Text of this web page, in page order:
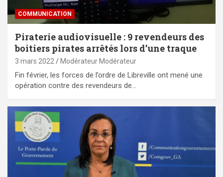
COMMUNICATION
Piraterie audiovisuelle : 9 revendeurs des
boitiers pirates arrêtés lors d’une traque
3 mars 2022 Modérateur Modérateur
Fin février, les forces de l’ordre de Libreville ont mené une
opération contre des revendeurs de…